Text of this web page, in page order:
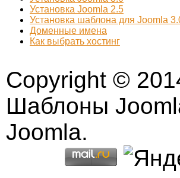
Установка Joomla 2.5
Установка шаблона для Joomla
Доменные имена
Как выбрать хостинг
Copyright ©
Шаблоны
Joomla.